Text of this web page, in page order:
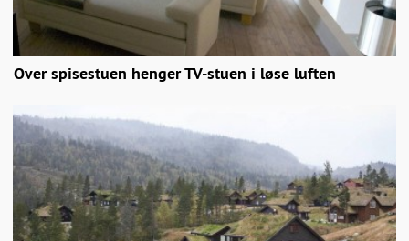
Over spisestuen henger TV-stuen i løse luften